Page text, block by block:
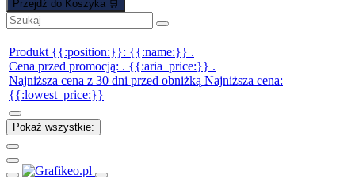
Przejdź do Koszyka 🛒
Produkt {{:position:}}: {{:name:}} .
Cena przed promocją: . {{:aria_price:}} .
Najniższa cena z 30 dni przed obniżką Najniższa cena:
{{:lowest_price:}}
Pokaż wszystkie: